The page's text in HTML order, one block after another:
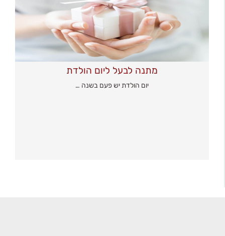
מתנה לבעל ליום הולדת
יום הולדת יש פעם בשנה …